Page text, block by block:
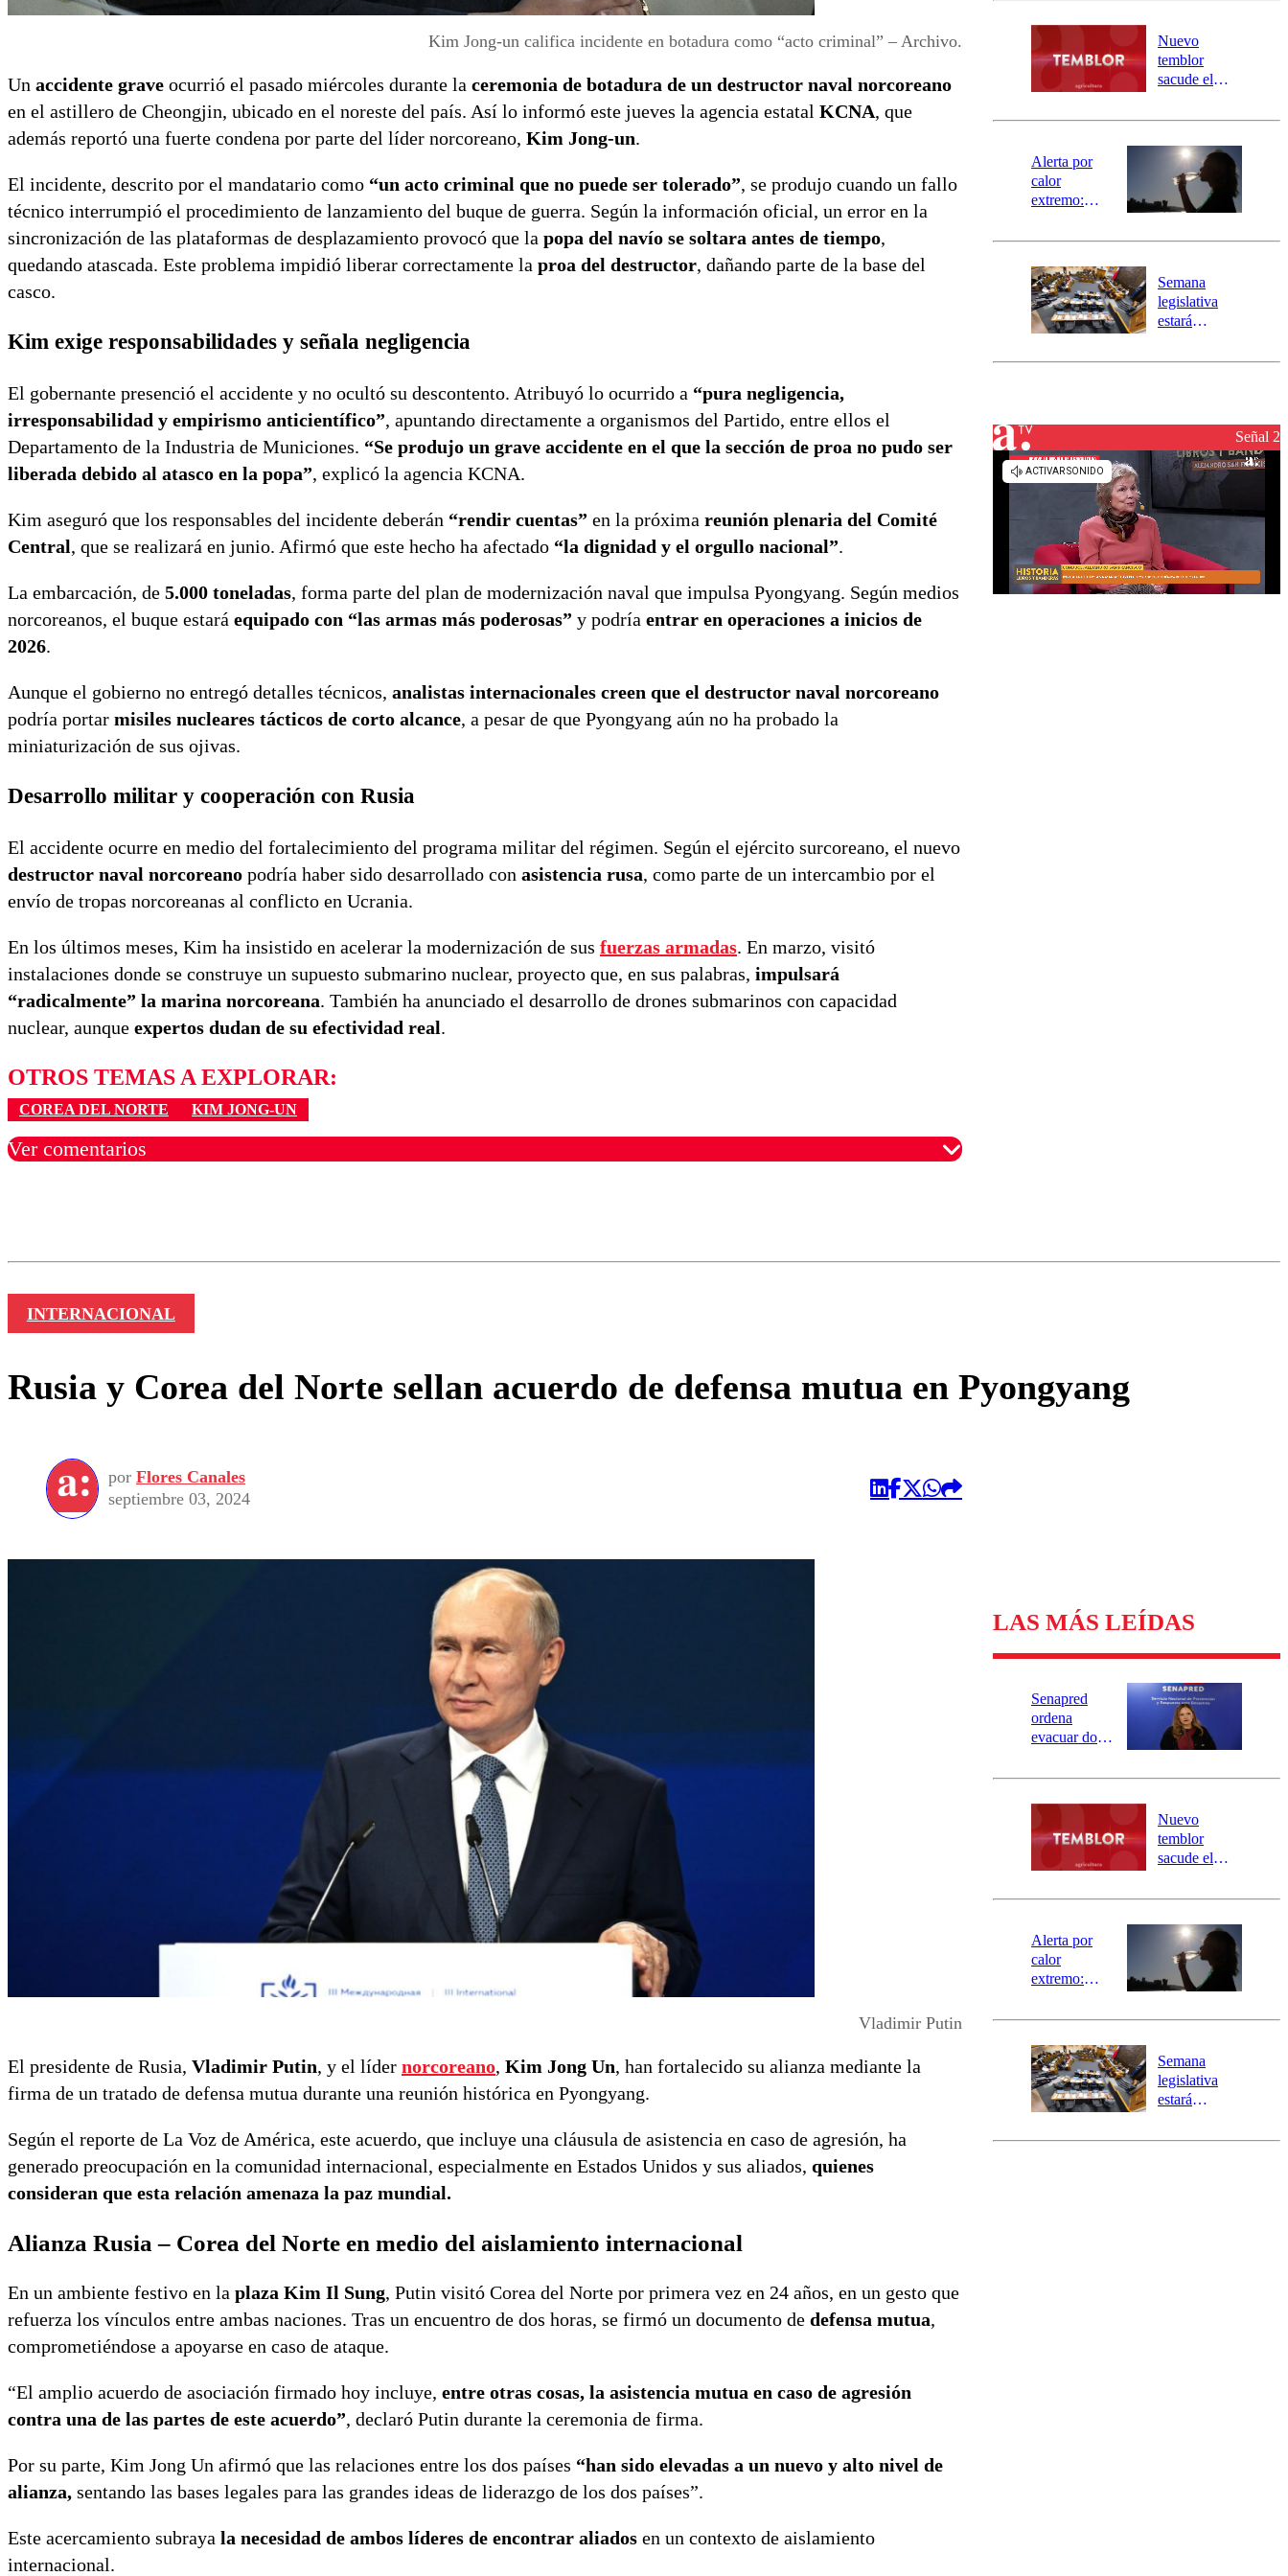
Kim Jong-un califica incidente en botadura como “acto criminal” – Archivo.
Un accidente grave ocurrió el pasado miércoles durante la ceremonia de botadura de un destructor naval norcoreano
en el astillero de Cheongjin, ubicado en el noreste del país. Así lo informó este jueves la agencia estatal KCNA, que
además reportó una fuerte condena por parte del líder norcoreano, Kim Jong-un.
El incidente, descrito por el mandatario como “un acto criminal que no puede ser tolerado”, se produjo cuando un fallo
técnico interrumpió el procedimiento de lanzamiento del buque de guerra. Según la información oficial, un error en la
sincronización de las plataformas de desplazamiento provocó que la popa del navío se soltara antes de tiempo,
quedando atascada. Este problema impidió liberar correctamente la proa del destructor, dañando parte de la base del
casco.
Kim exige responsabilidades y señala negligencia
El gobernante presenció el accidente y no ocultó su descontento. Atribuyó lo ocurrido a “pura negligencia,
irresponsabilidad y empirismo anticientífico”, apuntando directamente a organismos del Partido, entre ellos el
Departamento de la Industria de Municiones. “Se produjo un grave accidente en el que la sección de proa no pudo ser
liberada debido al atasco en la popa”, explicó la agencia KCNA.
Kim aseguró que los responsables del incidente deberán “rendir cuentas” en la próxima reunión plenaria del Comité
Central, que se realizará en junio. Afirmó que este hecho ha afectado “la dignidad y el orgullo nacional”.
La embarcación, de 5.000 toneladas, forma parte del plan de modernización naval que impulsa Pyongyang. Según medios
norcoreanos, el buque estará equipado con “las armas más poderosas” y podría entrar en operaciones a inicios de
2026.
Aunque el gobierno no entregó detalles técnicos, analistas internacionales creen que el destructor naval norcoreano
podría portar misiles nucleares tácticos de corto alcance, a pesar de que Pyongyang aún no ha probado la
miniaturización de sus ojivas.
Desarrollo militar y cooperación con Rusia
El accidente ocurre en medio del fortalecimiento del programa militar del régimen. Según el ejército surcoreano, el nuevo
destructor naval norcoreano podría haber sido desarrollado con asistencia rusa, como parte de un intercambio por el
envío de tropas norcoreanas al conflicto en Ucrania.
En los últimos meses, Kim ha insistido en acelerar la modernización de sus fuerzas armadas. En marzo, visitó
instalaciones donde se construye un supuesto submarino nuclear, proyecto que, en sus palabras, impulsará
“radicalmente” la marina norcoreana. También ha anunciado el desarrollo de drones submarinos con capacidad
nuclear, aunque expertos dudan de su efectividad real.
OTROS TEMAS A EXPLORAR:
COREA DEL NORTE KIM JONG-UN
Ver comentarios
río Damas:
activa
mensajería
SAE
Nuevo
temblor
sacude el
revisa la
epicentro
Alerta por
calor
extremo:
activa Alerta
Preventiva en
tres comunas
Semana
legislativa
estará
el fin de la
reconstrucciónSeñal 2
INTERNACIONAL
Rusia y Corea del Norte sellan acuerdo de defensa mutua en Pyongyang
por Flores Canales
septiembre 03, 2024
Vladimir Putin
El presidente de Rusia, Vladimir Putin, y el líder norcoreano, Kim Jong Un, han fortalecido su alianza mediante la
firma de un tratado de defensa mutua durante una reunión histórica en Pyongyang.
Según el reporte de La Voz de América, este acuerdo, que incluye una cláusula de asistencia en caso de agresión, ha
generado preocupación en la comunidad internacional, especialmente en Estados Unidos y sus aliados, quienes
consideran que esta relación amenaza la paz mundial.
Alianza Rusia – Corea del Norte en medio del aislamiento internacional
En un ambiente festivo en la plaza Kim Il Sung, Putin visitó Corea del Norte por primera vez en 24 años, en un gesto que
refuerza los vínculos entre ambas naciones. Tras un encuentro de dos horas, se firmó un documento de defensa mutua,
comprometiéndose a apoyarse en caso de ataque.
“El amplio acuerdo de asociación firmado hoy incluye, entre otras cosas, la asistencia mutua en caso de agresión
contra una de las partes de este acuerdo”, declaró Putin durante la ceremonia de firma.
Por su parte, Kim Jong Un afirmó que las relaciones entre los dos países “han sido elevadas a un nuevo y alto nivel de
alianza, sentando las bases legales para las grandes ideas de liderazgo de los dos países”.
Este acercamiento subraya la necesidad de ambos líderes de encontrar aliados en un contexto de aislamiento
internacional.
LAS MÁS LEÍDAS
Senapred
ordena
evacuar dos
Carahue por
río Damas:
activa
mensajería
SAE
Nuevo
temblor
sacude el
revisa la
epicentro
Alerta por
calor
extremo:
activa Alerta
Preventiva en
tres comunas
Semana
legislativa
estará
el fin de la